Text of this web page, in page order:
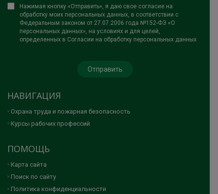
Нажимая кнопку «Отправить», я даю свое согласие на
обработку моих персональных данных, в соответствии с
Федеральным законом от 27.07.2006 года №152-ФЗ «О
персональных данных», на условиях и для целей,
определенных в Согласии на обработку персональных данных
НАВИГАЦИЯ
Охрана труда и пожарная безопасность
Курсы рабочих профессий
ПОМОЩЬ
Карта сайта
Поиск по сайту
Политика конфиденциальности